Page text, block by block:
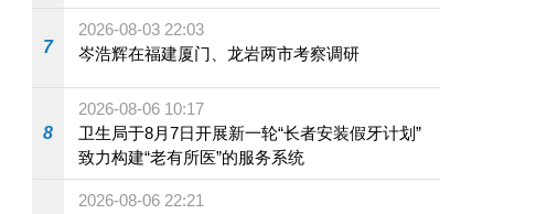
7
2026-08-03 22:03
岑浩辉在福建厦门、龙岩两市考察调研
8
2026-08-06 10:17
卫生局于8月7日开展新一轮“长者安装假牙计划”
致力构建“老有所医”的服务系统
2026-08-06 22:21